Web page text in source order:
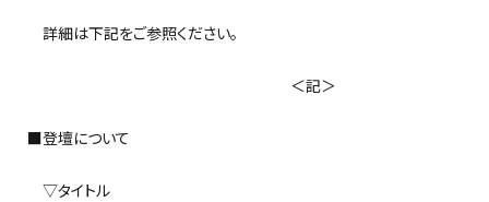
詳細は下記をご参照ください。
＜記＞
■登壇について
▽タイトル